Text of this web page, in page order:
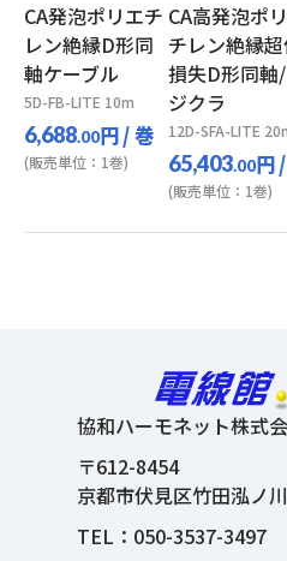
CA発泡ポリエチ
レン絶縁D形同
軸ケーブル
5D-FB-LITE 10m
6,688.00円/ 巻
(販売単位：1巻)
CA高発泡ポ
チレン絶縁
損失D形同軸
ジクラ
12D-SFA-LITE
65,403.00円
(販売単位：1巻)
協和ハーモネット株式
〒612-8454
京都市伏見区竹田泓ノ
TEL： 050-3537-3497